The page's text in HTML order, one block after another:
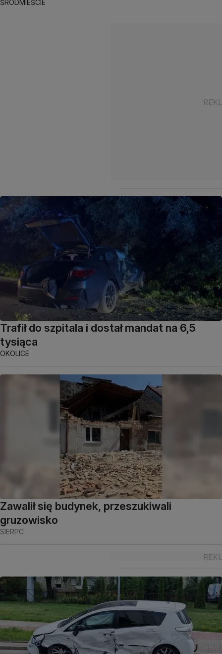
ŚRÓDMIEŚCIE
Trafił do szpitala i dostał mandat na 6,5
tysiąca
OKOLICE
Zawalił się budynek, przeszukiwali
gruzowisko
SIERPC